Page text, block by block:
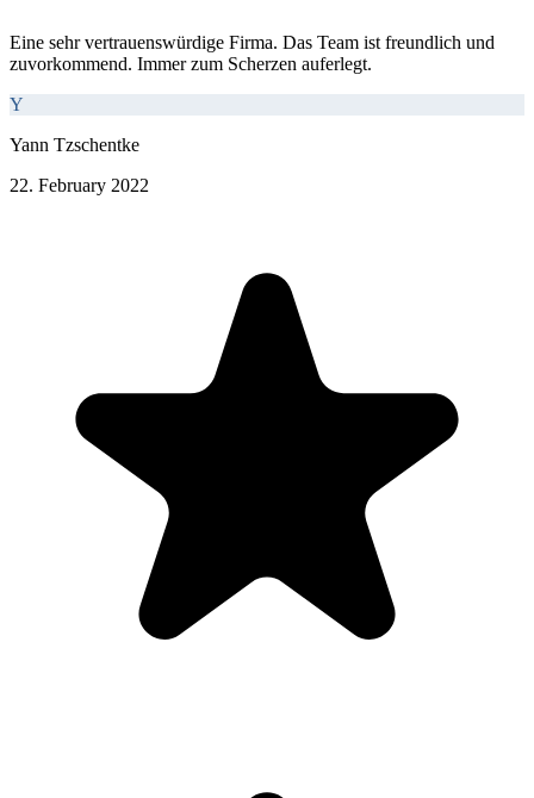
Eine sehr vertrauenswürdige Firma. Das Team ist freundlich und
zuvorkommend. Immer zum Scherzen auferlegt.
Y
Yann Tzschentke
22. February 2022